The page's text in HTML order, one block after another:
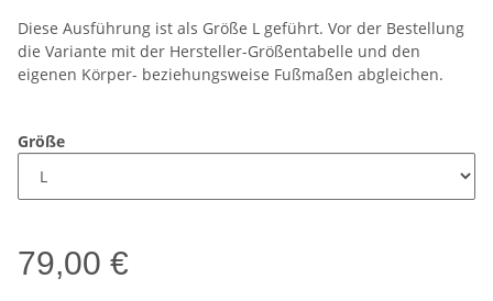
Diese Ausführung ist als Größe L geführt. Vor der Bestellung
die Variante mit der Hersteller-Größentabelle und den
eigenen Körper- beziehungsweise Fußmaßen abgleichen.
Größe
79,00 €